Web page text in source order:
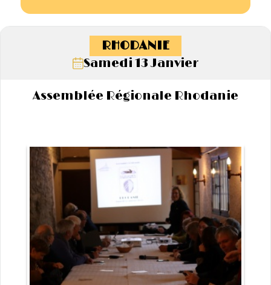
RHODANIE
Samedi 13 Janvier
Assemblée Régionale Rhodanie